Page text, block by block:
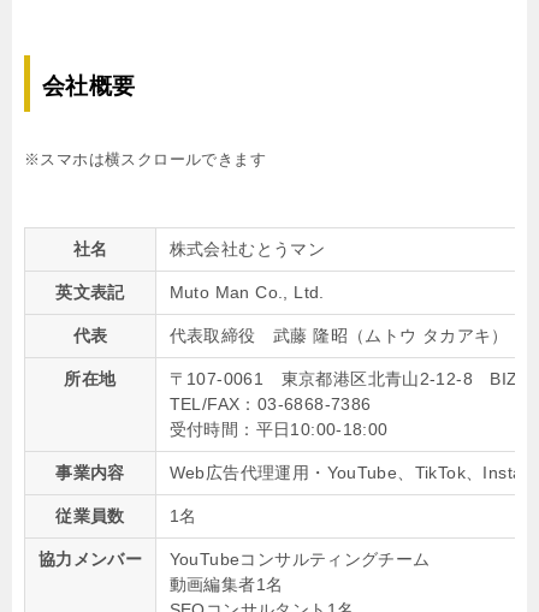
会社概要
※スマホは横スクロールできます
社名 株式会社むとうマン
英文表記 Muto Man Co., Ltd.
代表 代表取締役 武藤 隆昭（ムトウ タカアキ）
所在地
〒107-0061 東京都港区北青山2-12-8 BIZ
TEL/FAX：03-6868-7386
受付時間：平日10:00-18:00
事業内容 Web広告代理運用・YouTube、TikTok、
従業員数 1名
協力メンバー
YouTubeコンサルティングチーム
動画編集者1名